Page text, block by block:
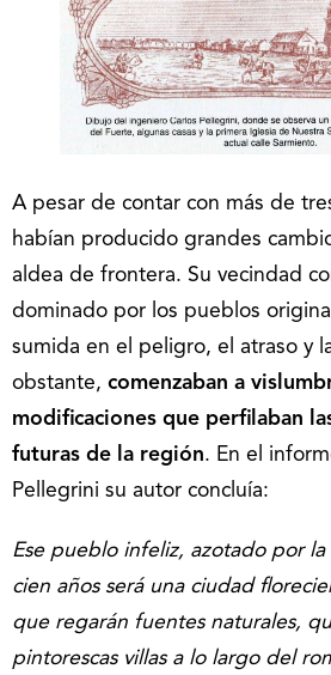
A pesar de contar con más de
habían producido grandes
aldea de frontera. Su vecindad
dominado por los pueblos
sumida en el peligro, el atraso y
obstante, comenzaban a
modificaciones que perfilaban
futuras de la región. En el
Pellegrini su autor concluía:
Ese pueblo infeliz, azotado por
cien años será una ciudad
que regarán fuentes naturales,
pintorescas villas a lo largo del